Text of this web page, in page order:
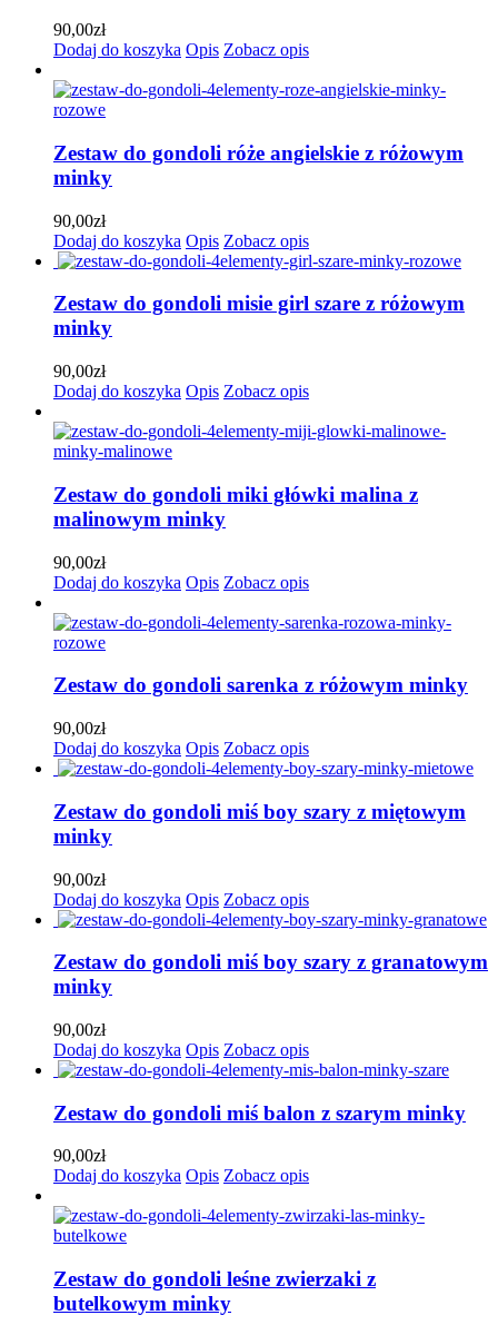
90,00zł
Dodaj do koszyka Opis Zobacz opis
Zestaw do gondoli róże angielskie z różowym
minky
90,00zł
Dodaj do koszyka Opis Zobacz opis
Zestaw do gondoli misie girl szare z różowym
minky
90,00zł
Dodaj do koszyka Opis Zobacz opis
Zestaw do gondoli miki główki malina z
malinowym minky
90,00zł
Dodaj do koszyka Opis Zobacz opis
Zestaw do gondoli sarenka z różowym minky
90,00zł
Dodaj do koszyka Opis Zobacz opis
Zestaw do gondoli miś boy szary z miętowym
minky
90,00zł
Dodaj do koszyka Opis Zobacz opis
Zestaw do gondoli miś boy szary z granatowym
minky
90,00zł
Dodaj do koszyka Opis Zobacz opis
Zestaw do gondoli miś balon z szarym minky
90,00zł
Dodaj do koszyka Opis Zobacz opis
Zestaw do gondoli leśne zwierzaki z
butelkowym minky